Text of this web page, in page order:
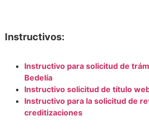
Instructivos:
Instructivo para solicitud de
Bedelía
Instructivo solicitud de título
Instructivo para la solicitud de
creditizaciones